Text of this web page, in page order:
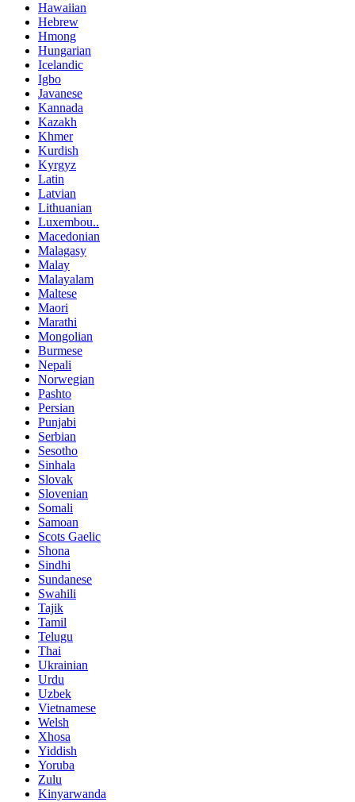
Hawaiian
Hebrew
Hmong
Hungarian
Icelandic
Igbo
Javanese
Kannada
Kazakh
Khmer
Kurdish
Kyrgyz
Latin
Latvian
Lithuanian
Luxembou..
Macedonian
Malagasy
Malay
Malayalam
Maltese
Maori
Marathi
Mongolian
Burmese
Nepali
Norwegian
Pashto
Persian
Punjabi
Serbian
Sesotho
Sinhala
Slovak
Slovenian
Somali
Samoan
Scots Gaelic
Shona
Sindhi
Sundanese
Swahili
Tajik
Tamil
Telugu
Thai
Ukrainian
Urdu
Uzbek
Vietnamese
Welsh
Xhosa
Yiddish
Yoruba
Zulu
Kinyarwanda